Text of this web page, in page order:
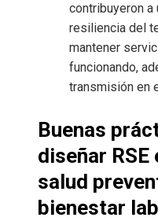
contribuyeron a
resiliencia del
mantener
funcionando,
transmisión en
Buenas
diseñar
salud
bienestar